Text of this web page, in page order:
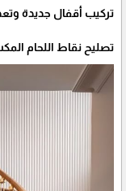
تركيب أقفال جديدة
تصليح نقاط اللحام